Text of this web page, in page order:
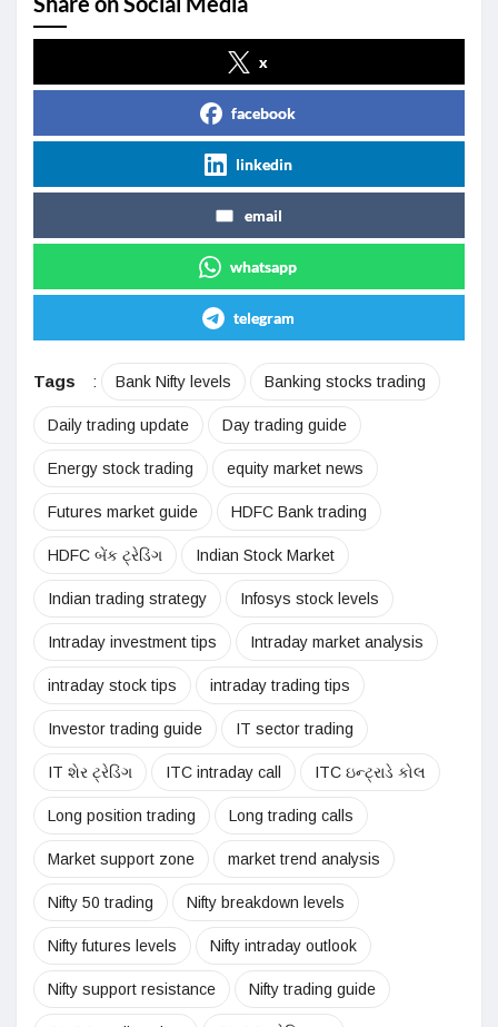
x
facebook
linkedin
email
whatsapp
telegram
Tags : Bank Nifty levels Banking stocks trading
Daily trading update Day trading guide
Energy stock trading equity market news
Futures market guide HDFC Bank trading
HDFC બેંક ટ્રેડિંગ Indian Stock Market
Indian trading strategy Infosys stock levels
Intraday investment tips Intraday market analysis
intraday stock tips intraday trading tips
Investor trading guide IT sector trading
IT શેર ટ્રેડિંગ ITC intraday call ITC ઇન્ટ્રાડે કોલ
Long position trading Long trading calls
Market support zone market trend analysis
Nifty 50 trading Nifty breakdown levels
Nifty futures levels Nifty intraday outlook
Nifty support resistance Nifty trading guide